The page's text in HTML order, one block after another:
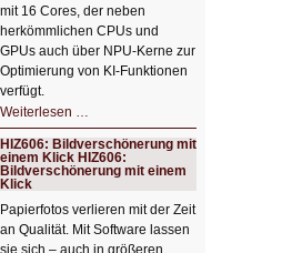
mit 16 Cores, der neben
herkömmlichen CPUs und
GPUs auch über NPU-Kerne zur
Optimierung von KI-Funktionen
verfügt.
Weiterlesen …
Schicker
kompakter
Rechenturbo
HIZ606: Bildverschönerung mit
einem Klick HIZ606:
Bildverschönerung mit einem
Klick
Papierfotos verlieren mit der Zeit
an Qualität. Mit Software lassen
sie sich – auch in größeren